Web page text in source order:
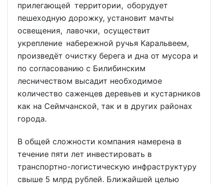
прилегающей территории, оборудует
пешеходную дорожку, установит мачты
освещения, лавочки, осуществит
укрепление набережной ручья Каральвеем,
произведёт очистку берега и дна от мусора и
по согласованию с Билибинским
лесничеством высадит необходимое
количество саженцев деревьев и кустарников
как на Сеймчанской, так и в других районах
города.
В общей сложности компания намерена в
течение пяти лет инвестировать в
транспортно-логистическую инфраструктуру
свыше 5 млрд рублей. Ближайшей целью